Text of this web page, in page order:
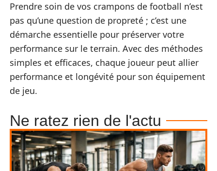
Prendre soin de vos crampons de football n’est
pas qu’une question de propreté ; c’est une
démarche essentielle pour préserver votre
performance sur le terrain. Avec des méthodes
simples et efficaces, chaque joueur peut allier
performance et longévité pour son équipement
de jeu.
Ne ratez rien de l'actu